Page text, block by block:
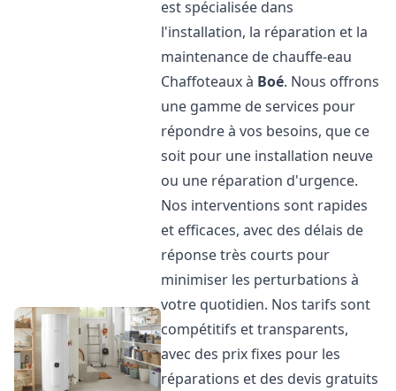
est spécialisée dans
l'installation, la réparation et la
maintenance de chauffe-eau
Chaffoteaux à Boé. Nous offrons
une gamme de services pour
répondre à vos besoins, que ce
soit pour une installation neuve
ou une réparation d'urgence.
Nos interventions sont rapides
et efficaces, avec des délais de
réponse très courts pour
minimiser les perturbations à
votre quotidien. Nos tarifs sont
compétitifs et transparents,
avec des prix fixes pour les
réparations et des devis gratuits